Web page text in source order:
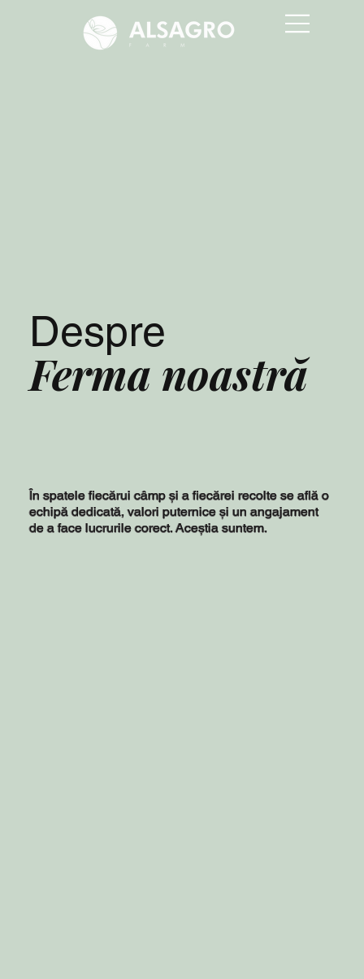
Despre
Ferma noastră
În spatele fiecărui câmp și a fiecărei recolte se află o
echipă dedicată, valori puternice și un angajament
de a face lucrurile corect. Aceștia suntem.